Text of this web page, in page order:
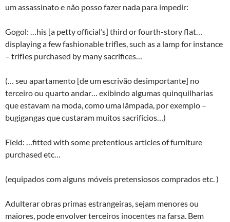
um assassinato e não posso fazer nada para impedir:
Gogol: …his [a petty official’s] third or fourth-story flat…
displaying a few fashionable trifles, such as a lamp for instance
– trifles purchased by many sacrifices…
(… seu apartamento [de um escrivão desimportante] no
terceiro ou quarto andar… exibindo algumas quinquilharias
que estavam na moda, como uma lâmpada, por exemplo –
bugigangas que custaram muitos sacrifícios…)
Field: …fitted with some pretentious articles of furniture
purchased etc…
(equipados com alguns móveis pretensiosos comprados etc. )
Adulterar obras primas estrangeiras, sejam menores ou
maiores, pode envolver terceiros inocentes na farsa. Bem